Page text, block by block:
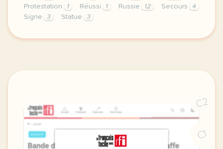
Protestation
1 Réussi 1 Russie 12 Secours
4
Signe
3 Statue 3
exercice b1 un vol au musee grevin en signe de
C2
C1